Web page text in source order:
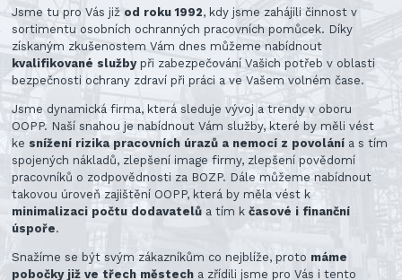
Jsme tu pro Vás již od roku 1992, kdy jsme zahájili činnost v
sortimentu osobních ochranných pracovních pomůcek. Díky
získaným zkušenostem Vám dnes můžeme nabídnout
kvalifikované službypři zabezpečování Vašich potřeb v oblasti
bezpečnosti ochrany zdraví při práci a ve Vašem volném čase.
Jsme dynamická firma, která sleduje vývoj a trendy v oboru
OOPP. Naší snahou je nabídnout Vám služby, které by měli vést
ke snížení rizika pracovních úrazů a nemocí z povolání a s tím
spojených nákladů, zlepšení image firmy, zlepšení povědomí
pracovníků o zodpovědnosti za BOZP. Dále můžeme nabídnout
takovou úroveň zajištění OOPP, která by měla vést k
minimalizaci počtu dodavatelů a tím kčasové i finanční
úspoře.
Snažíme se být svým zákazníkům co nejblíže, proto máme
pobočky již ve třech městech a zřídili jsme pro Vás i tento